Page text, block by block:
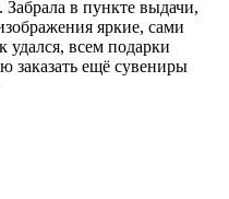
в пункте выдачи,
яркие, сами
всем подарки
заказать ещё сувениры